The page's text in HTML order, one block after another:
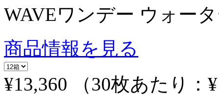
WAVEワンデー ウォー
商品情報を見る
¥13,360
（30枚あたり：